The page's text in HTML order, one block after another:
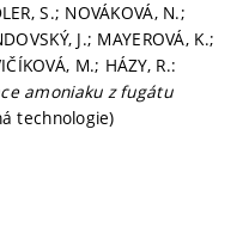
S.; NOVÁKOVÁ, N.;
J.; MAYEROVÁ, K.;
M.; HÁZY, R.:
amoniaku z fugátu
technologie)